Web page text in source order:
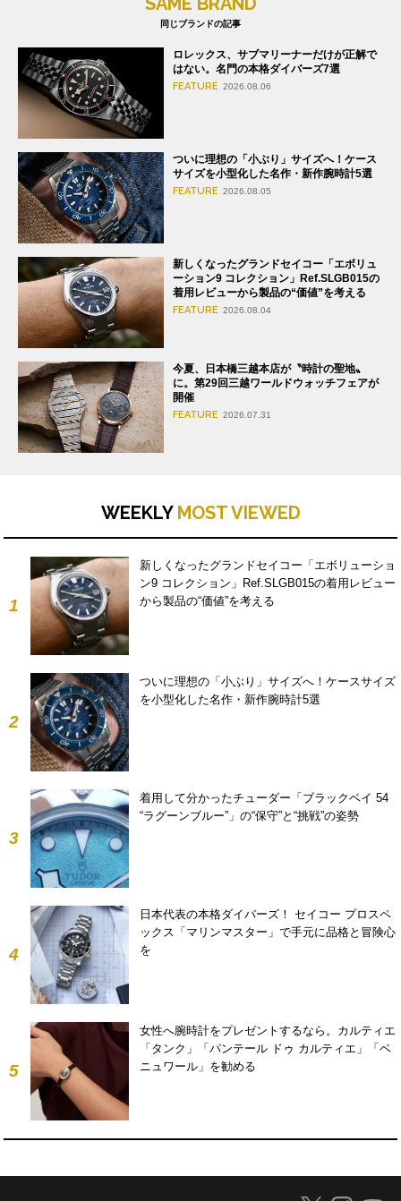
同じブランドの記事
ロレックス、サブマリーナーだけが正解で
はない。名門の本格ダイバーズ7選
FEATURE 2026.08.06
ついに理想の「小ぶり」サイズへ！ケース
サイズを小型化した名作・新作腕時計5選
FEATURE 2026.08.05
新しくなったグランドセイコー「エボリュ
ーション9 コレクション」Ref.SLGB015の
着用レビューから製品の“価値”を考える
FEATURE 2026.08.04
今夏、日本橋三越本店が〝時計の聖地〟
に。第29回三越ワールドウォッチフェアが
開催
FEATURE 2026.07.31
WEEKLY MOST VIEWED
1
新しくなったグランドセイコー「エボリューショ
ン9 コレクション」Ref.SLGB015の着用レビュー
から製品の“価値”を考える
2
ついに理想の「小ぶり」サイズへ！ケースサイズ
を小型化した名作・新作腕時計5選
3
着用して分かったチューダー「ブラックベイ 54
“ラグーンブルー”」の“保守”と“挑戦”の姿勢
4
日本代表の本格ダイバーズ！ セイコー プロスペ
ックス「マリンマスター」で手元に品格と冒険心
を
5
女性へ腕時計をプレゼントするなら。カルティエ
「タンク」「パンテール ドゥ カルティエ」「ベ
ニュワール」を勧める